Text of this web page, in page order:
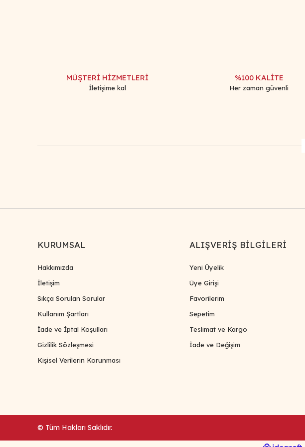
Ürün fiyatı diğer sitelerden daha pahalı.
MÜŞTERİ HİZMETLERİ
İletişime kal
%100 KALİTE
Her zaman güvenli
KURUMSAL
Hakkımızda
İletişim
Sıkça Sorulan Sorular
Kullanım Şartları
İade ve İptal Koşulları
Gizlilik Sözleşmesi
Kişisel Verilerin Korunması
ALIŞVERİŞ BİLGİLERİ
Yeni Üyelik
Üye Girişi
Favorilerim
Sepetim
Teslimat ve Kargo
İade ve Değişim
© Tüm Hakları Saklıdır.